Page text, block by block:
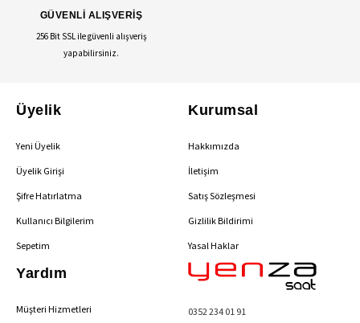
GÜVENLİ ALIŞVERİŞ
256 Bit SSL ile güvenli alışveriş
yapabilirsiniz.
Üyelik
Yeni Üyelik
Üyelik Girişi
Şifre Hatırlatma
Kullanıcı Bilgilerim
Sepetim
Kurumsal
Hakkımızda
İletişim
Satış Sözleşmesi
Gizlilik Bildirimi
Yasal Haklar
Yardım
Müşteri Hizmetleri 0352 234 01 91